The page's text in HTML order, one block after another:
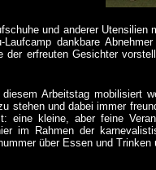
und anderer Utensilien
dankbare
erfreuten Gesichter
Arbeitstag mobilisiert
stehen und dabei immer
eine kleine, aber feine
im Rahmen der
über Essen und